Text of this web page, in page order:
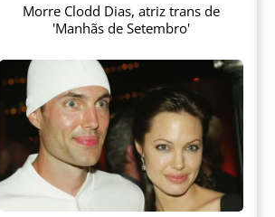
Morre Clodd Dias, atriz trans de
'Manhãs de Setembro'